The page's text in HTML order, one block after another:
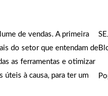
de vendas. A primeira
do setor que entendam de
as ferramentas e otimizar
úteis à causa, para ter um